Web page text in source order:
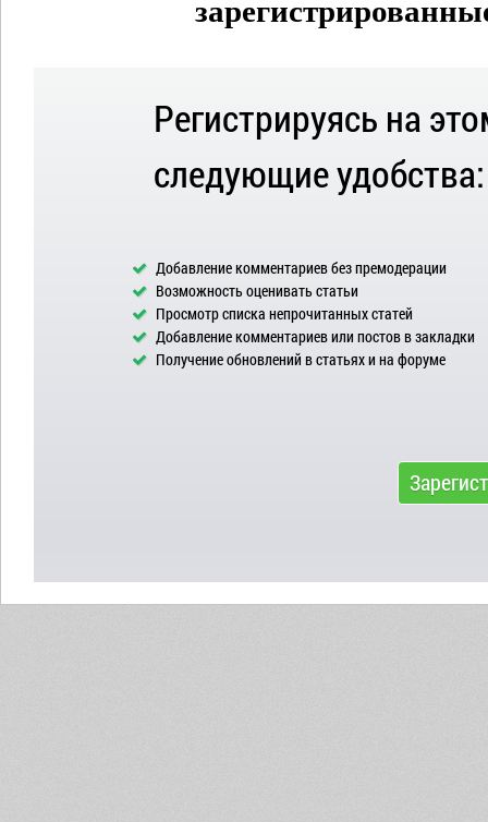
Регистрируясь на
следующие удобства:
Добавление комментариев без премодерации
Возможность оценивать статьи
Просмотр списка непрочитанных статей
Добавление комментариев или постов в закладки
Получение обновлений в статьях и на форуме